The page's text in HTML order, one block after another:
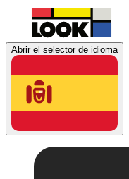
Abrir el selector de idioma